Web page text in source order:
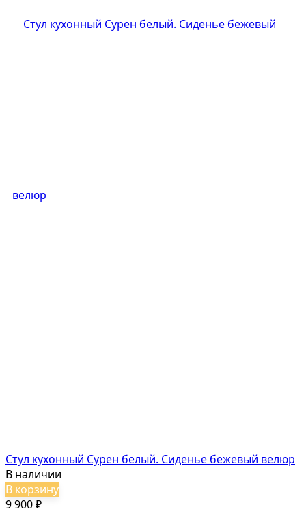
Стул кухонный Сурен белый. Сиденье бежевый велюр
В наличии
В корзину
9 900 ₽